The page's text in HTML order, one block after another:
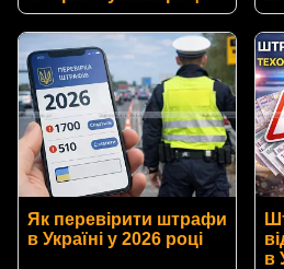
Як перевірити штрафи
в Україні у 2026 році
в